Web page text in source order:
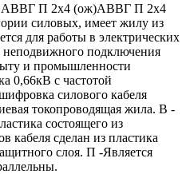
АВВГ П 2х4 (ож)АВВГ П 2х4
силовых, имеет жилу из
для работы в электрических
неподвижного подключения
и промышленности
0,66кВ с частотой
силового кабеля
токопроводящая жила. В -
состоящего из
сделан из пластика
слоя. П -Является